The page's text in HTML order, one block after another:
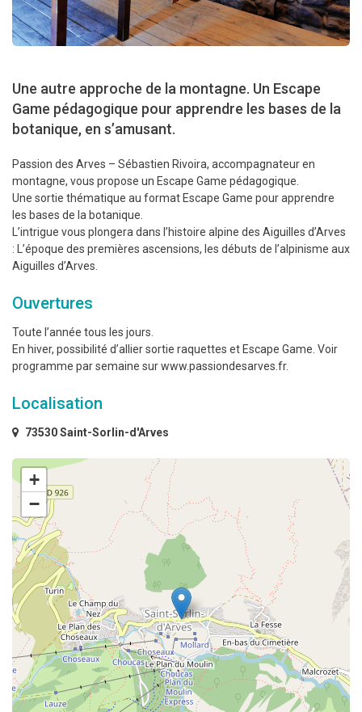
Une autre approche de la montagne. Un Escape
Game pédagogique pour apprendre les bases de la
botanique, en s’amusant.
Passion des Arves – Sébastien Rivoira, accompagnateur en
montagne, vous propose un Escape Game pédagogique.
Une sortie thématique au format Escape Game pour apprendre
les bases de la botanique.
L’intrigue vous plongera dans l’histoire alpine des Aiguilles d’Arves
: L’époque des premières ascensions, les débuts de l’alpinisme aux
Aiguilles d’Arves.
Ouvertures
Toute l’année tous les jours.
En hiver, possibilité d’allier sortie raquettes et Escape Game. Voir
programme par semaine sur www.passiondesarves.fr.
Localisation
73530 Saint-Sorlin-d'Arves
+
−